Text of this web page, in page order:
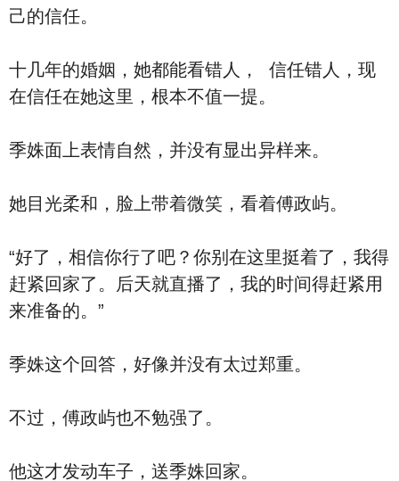
己的信任。
十几年的婚姻，她都能看错人， 信任错人，现
在信任在她这里，根本不值一提。
季姝面上表情自然，并没有显出异样来。
她目光柔和，脸上带着微笑，看着傅政屿。
“好了，相信你行了吧？你别在这里挺着了，我得
赶紧回家了。后天就直播了，我的时间得赶紧用
来准备的。”
季姝这个回答，好像并没有太过郑重。
不过，傅政屿也不勉强了。
他这才发动车子，送季姝回家。